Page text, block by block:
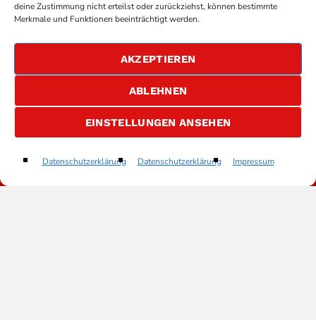
deine Zustimmung nicht erteilst oder zurückziehst, können bestimmte
Merkmale und Funktionen beeinträchtigt werden.
AKZEPTIEREN
ABLEHNEN
EINSTELLUNGEN ANSEHEN
Datenschutzerklärung Datenschutzerklärung Impressum
play_arrow Antenne Bad Kreuznach